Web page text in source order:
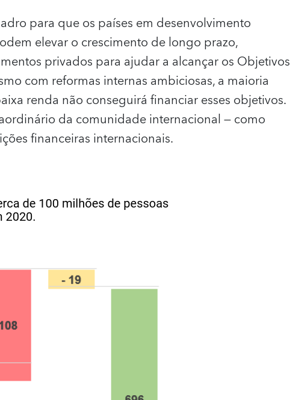
para que os países em desenvolvimento
elevar o crescimento de longo prazo,
privados para ajudar a alcançar os Objetivos
com reformas internas ambiciosas, a maioria
renda não conseguirá financiar esses objetivos.
da comunidade internacional — como
financeiras internacionais.